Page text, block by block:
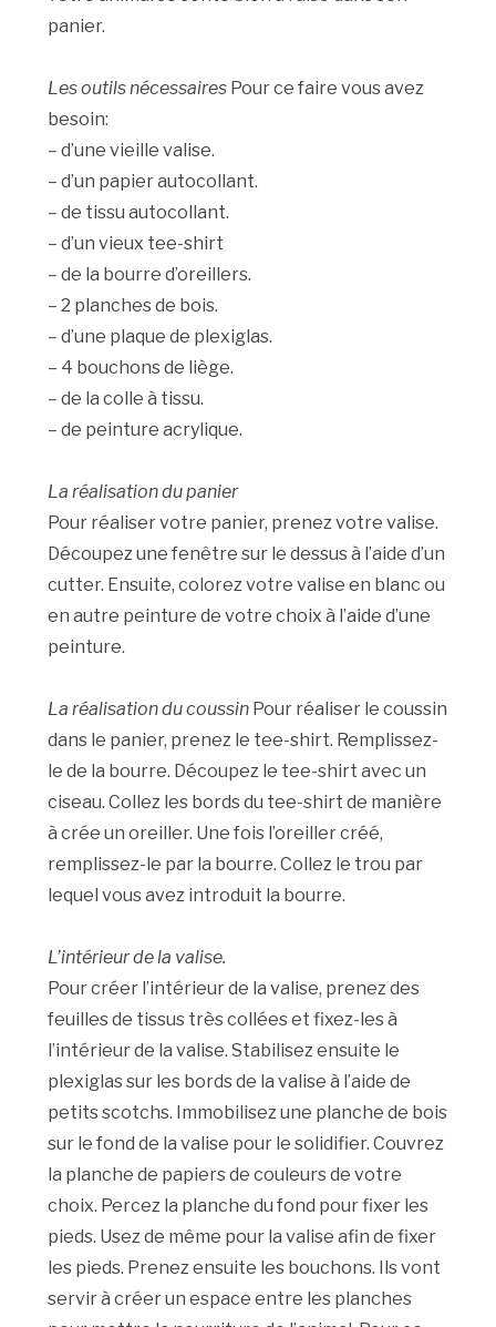
panier.
Les outils nécessaires Pour ce faire vous avez
besoin:
– d’une vieille valise.
– d’un papier autocollant.
– de tissu autocollant.
– d’un vieux tee-shirt
– de la bourre d’oreillers.
– 2 planches de bois.
– d’une plaque de plexiglas.
– 4 bouchons de liège.
– de la colle à tissu.
– de peinture acrylique.
La réalisation du panier
Pour réaliser votre panier, prenez votre valise.
Découpez une fenêtre sur le dessus à l’aide d’un
cutter. Ensuite, colorez votre valise en blanc ou
en autre peinture de votre choix à l’aide d’une
peinture.
La réalisation du coussin Pour réaliser le coussin
dans le panier, prenez le tee-shirt. Remplissez-
le de la bourre. Découpez le tee-shirt avec un
ciseau. Collez les bords du tee-shirt de manière
à crée un oreiller. Une fois l’oreiller créé,
remplissez-le par la bourre. Collez le trou par
lequel vous avez introduit la bourre.
L’intérieur de la valise.
Pour créer l’intérieur de la valise, prenez des
feuilles de tissus très collées et fixez-les à
l’intérieur de la valise. Stabilisez ensuite le
plexiglas sur les bords de la valise à l’aide de
petits scotchs. Immobilisez une planche de bois
sur le fond de la valise pour le solidifier. Couvrez
la planche de papiers de couleurs de votre
choix. Percez la planche du fond pour fixer les
pieds. Usez de même pour la valise afin de fixer
les pieds. Prenez ensuite les bouchons. Ils vont
servir à créer un espace entre les planches